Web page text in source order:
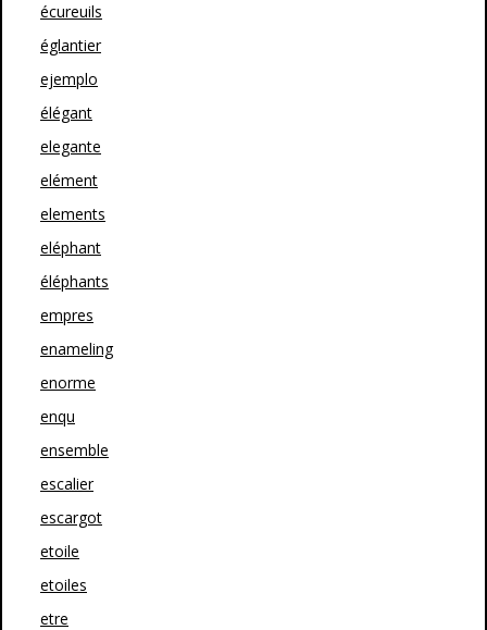
écureuils
églantier
ejemplo
élégant
elegante
elément
elements
eléphant
éléphants
empres
enameling
enorme
enqu
ensemble
escalier
escargot
etoile
etoiles
etre